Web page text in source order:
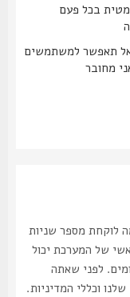
בכל פעם
למשתמשים
מספר שניות
המערכת יכול
לפני שאתה
המדיניות.